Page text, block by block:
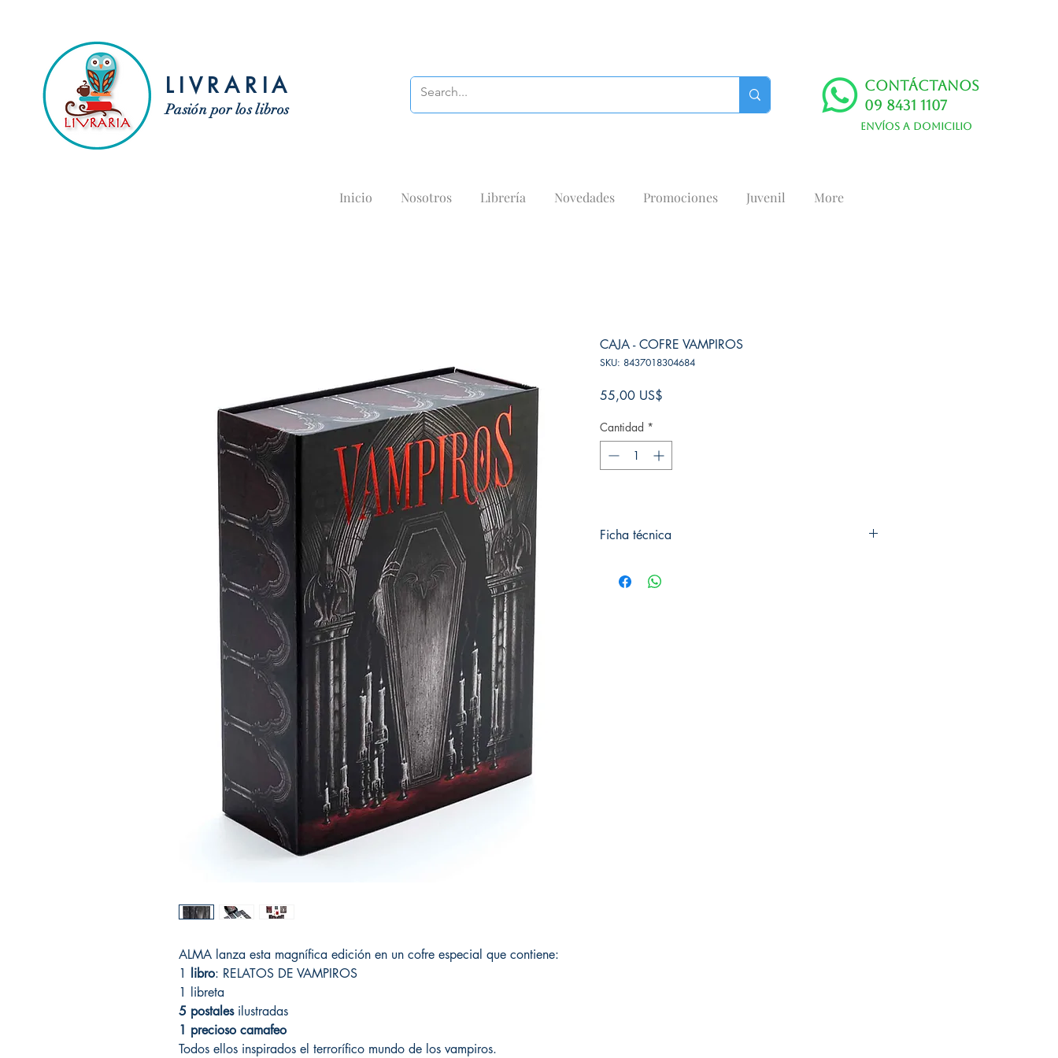
LIVRARIA
Pasión por los libros
Contáctanos
09 8431 1107
Envíos a domicilio
Inicio Nosotros Librería Novedades Promociones Juvenil More
ALMA lanza esta magnífica edición en un cofre especial que contiene:
1
libro: RELATOS DE VAMPIROS
1 libreta
5 postalesilustradas
1 precioso camafeo
Todos ellos inspirados el terrorífico mundo de los vampiros.
CAJA - COFRE VAMPIROS
SKU: 8437018304684
55,00 US$
Cantidad *
Ficha técnica
Editorial: Alma editorial